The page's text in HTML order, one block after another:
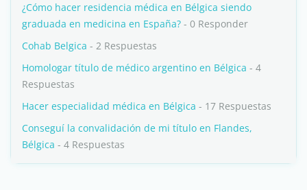
¿Cómo hacer residencia médica en Bélgica siendo
graduada en medicina en España? - 0 Responder
Cohab Belgica - 2 Respuestas
Homologar título de médico argentino en Bélgica - 4
Respuestas
Hacer especialidad médica en Bélgica - 17 Respuestas
Conseguí la convalidación de mi título en Flandes,
Bélgica - 4 Respuestas